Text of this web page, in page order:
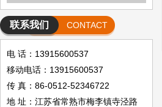
联系我们 CONTACT
电 话：13915600537
移动电话：13915600537
传 真：86-0512-52346722
地 址：江苏省常熟市梅李镇寺泾路